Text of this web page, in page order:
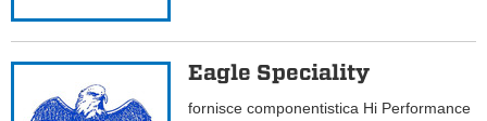
Eagle Speciality
fornisce componentistica Hi Performance